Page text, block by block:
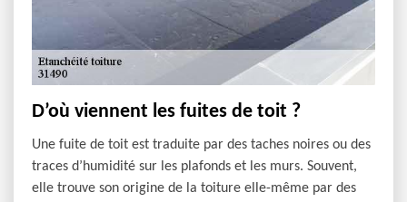
D’où viennent les fuites de toit ?
Une fuite de toit est traduite par des taches noires ou des
traces d’humidité sur les plafonds et les murs. Souvent,
elle trouve son origine de la toiture elle-même par des